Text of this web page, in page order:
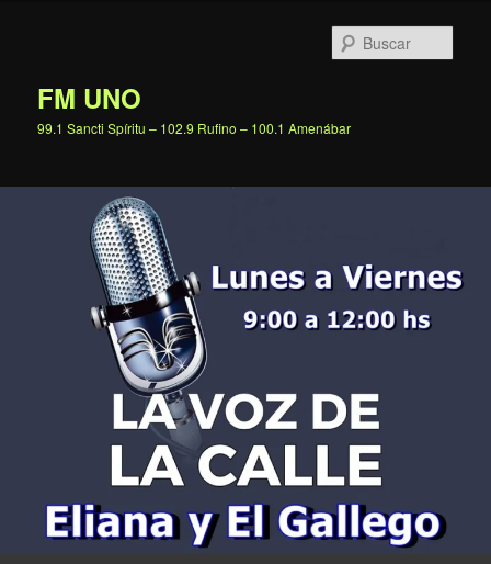
FM UNO
99.1 Sancti Spíritu – 102.9 Rufino – 100.1 Amenábar